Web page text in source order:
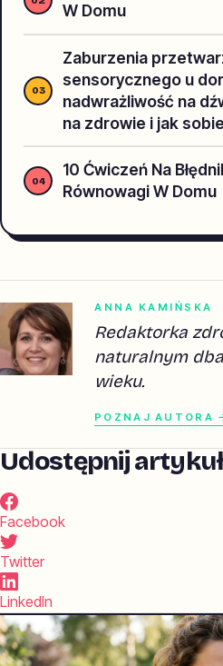
W Domu
Zaburzenia
sensorycznego u
nadwrażliwość na
na zdrowie i jak
10 Ćwiczeń Na
Równowagi W Domu
ANNA KAMIŃSKA
Redaktorka
naturalnym
wieku.
POZNAJ AUTORA
Udostępnij
Facebook
Twitter
LinkedIn